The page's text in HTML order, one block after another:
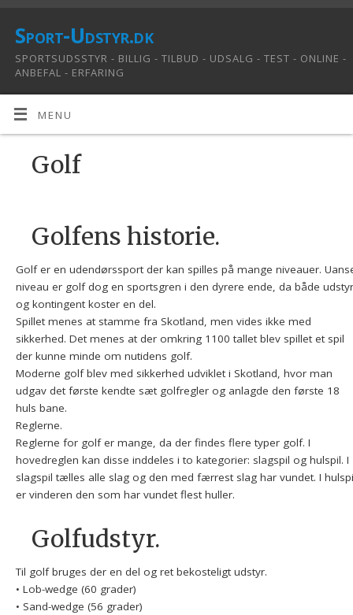
Sport-Udstyr.dk
SPORTSUDSSTYR - BILLIG - TILBUD - UDSALG - TEST - ONLINE -
ANBEFAL - ERFARING
MENU
Golf
Golfens historie.
Golf er en udendørssport der kan spilles på mange niveauer.
niveau er golf dog en sportsgren i den dyrere ende, da både
og kontingent koster en del.
Spillet menes at stamme fra Skotland, men vides ikke med
sikkerhed. Det menes at der omkring 1100 tallet blev spillet et spil
der kunne minde om nutidens golf.
Moderne golf blev med sikkerhed udviklet i Skotland, hvor man
udgav det første kendte sæt golfregler og anlagde den første 18
huls bane.
Reglerne.
Reglerne for golf er mange, da der findes flere typer golf. I
hovedreglen kan disse inddeles i to kategorier: slagspil og hulspil. I
slagspil tælles alle slag og den med færrest slag har vundet. I
er vinderen den som har vundet flest huller.
Golfudstyr.
Til golf bruges der en del og ret bekosteligt udstyr.
• Lob-wedge (60 grader)
• Sand-wedge (56 grader)